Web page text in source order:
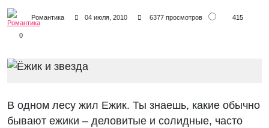
Романтика 04 июля, 2010 6377 просмотров 415
0
В одном лесу жил Ежик. Ты знаешь, какие обычно
бывают ежики – деловитые и солидные, часто